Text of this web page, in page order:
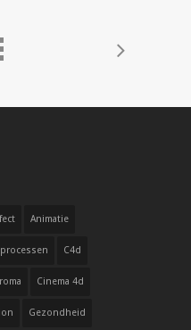
Animatie
C4d
Cinema 4d
Gezondheid